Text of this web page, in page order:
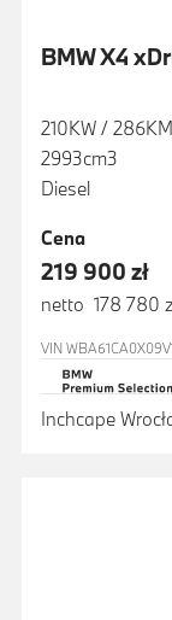
BMW X4
210KW / 286KM
2993cm3
Diesel
Cena
219 900 zł
netto 178 780
VIN
Inchcape